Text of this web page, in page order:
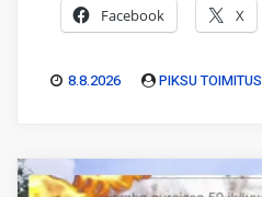
Facebook X
8.8.2026 PIKSU TOIMITUS